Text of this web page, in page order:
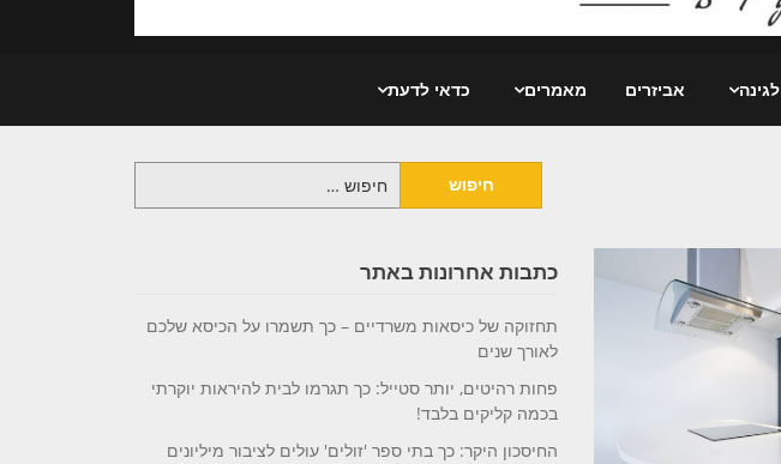
אביזרים מאמרים כדאי לדעת
כתבות אחרונות באתר
תחזוקה של כיסאות משרדיים – כך תשמרו על הכיסא שלכם
לאורך שנים
פחות רהיטים, יותר סטייל: כך תגרמו לבית להיראות יוקרתי
בכמה קליקים בלבד!
החיסכון היקר: כך בתי ספר 'זולים' עולים לציבור מיליונים